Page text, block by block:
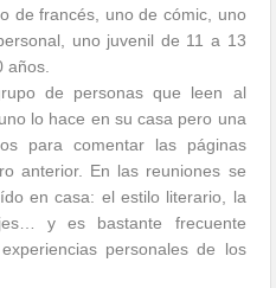
de francés, uno de cómic, uno
uno juvenil de 11 a 13
años.
de personas que leen al
lo hace en su casa pero una
para comentar las páginas
anterior. En las reuniones se
en casa: el estilo literario, la
y es bastante frecuente
personales de los